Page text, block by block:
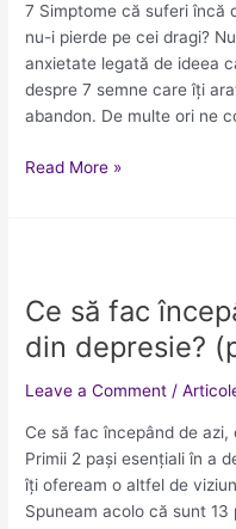
7 Simptome că suferi încă
nu-i pierde pe cei dragi?
anxietate legată de ideea
despre 7 semne care îți
abandon. De multe ori ne
de
abandon
Read More »
Ce să fac
din depresie?
Leave a Comment /
Ce să fac începând de azi,
Primii 2 pași esențiali în a
îți ofeream o altfel de
Spuneam acolo că sunt
fac
începând
de
azi,
să
ies
din
depresie?